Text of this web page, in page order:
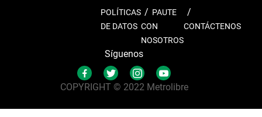
POLÍTICAS
DE DATOS
PAUTE
CON
NOSOTROS
CONTÁCTENOS
Síguenos
COPYRIGHT © 2022 Metrolibre